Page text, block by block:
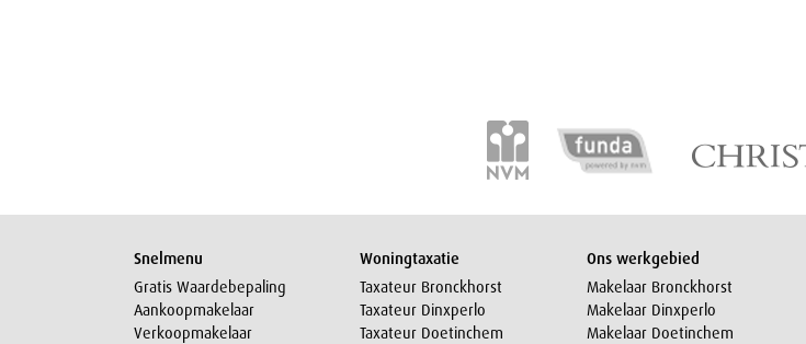
Snelmenu
Gratis Waardebepaling
Aankoopmakelaar
Verkoopmakelaar
Woningtaxatie
Taxateur Bronckhorst
Taxateur Dinxperlo
Taxateur Doetinchem
Ons werkgebied
Makelaar Bronckhorst
Makelaar Dinxperlo
Makelaar Doetinchem